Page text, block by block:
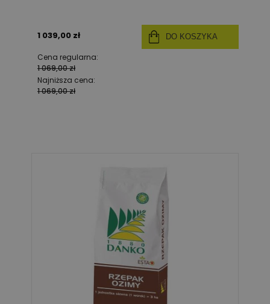
1 039,00 zł
Cena regularna:
1 069,00 zł
Najniższa cena:
1 069,00 zł
DO KOSZYKA